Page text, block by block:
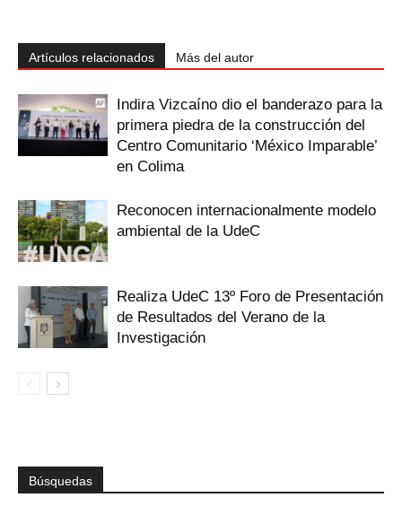
Artículos relacionados Más del autor
Indira Vizcaíno dio el banderazo para la
primera piedra de la construcción del
Centro Comunitario ‘México Imparable’
en Colima
Reconocen internacionalmente modelo
ambiental de la UdeC
Realiza UdeC 13º Foro de Presentación
de Resultados del Verano de la
Investigación
Búsquedas